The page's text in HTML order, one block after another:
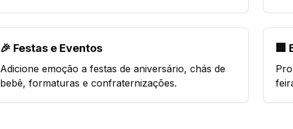
🎉 Festas e Eventos
Adicione emoção a festas de aniversário, chás de
bebê, formaturas e confraternizações.
🏢